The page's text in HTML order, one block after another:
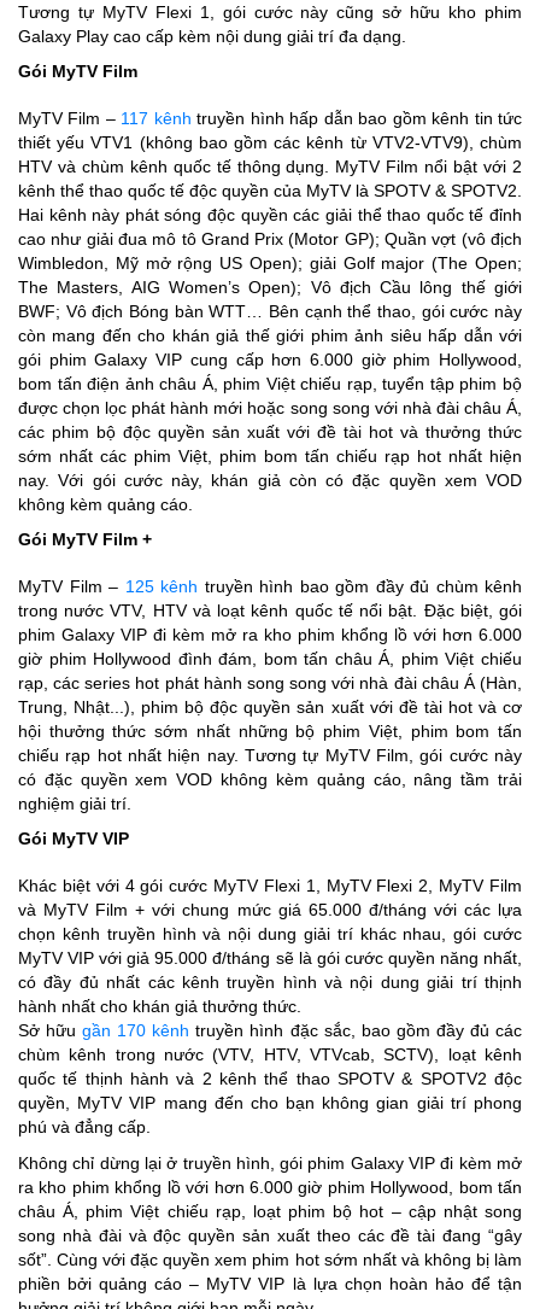
Tương tự MyTV Flexi 1, gói cước này cũng sở hữu kho phim
Galaxy Play cao cấp kèm nội dung giải trí đa dạng.
Gói MyTV Film
MyTV Film – 117 kênh truyền hình hấp dẫn bao gồm kênh tin tức
thiết yếu VTV1 (không bao gồm các kênh từ VTV2-VTV9), chùm
HTV và chùm kênh quốc tế thông dụng. MyTV Film nổi bật với 2
kênh thể thao quốc tế độc quyền của MyTV là SPOTV & SPOTV2.
Hai kênh này phát sóng độc quyền các giải thể thao quốc tế đỉnh
cao như giải đua mô tô Grand Prix (Motor GP); Quần vợt (vô địch
Wimbledon, Mỹ mở rộng US Open); giải Golf major (The Open;
The Masters, AIG Women’s Open); Vô địch Cầu lông thế giới
BWF; Vô địch Bóng bàn WTT… Bên cạnh thể thao, gói cước này
còn mang đến cho khán giả thế giới phim ảnh siêu hấp dẫn với
gói phim Galaxy VIP cung cấp hơn 6.000 giờ phim Hollywood,
bom tấn điện ảnh châu Á, phim Việt chiếu rạp, tuyển tập phim bộ
được chọn lọc phát hành mới hoặc song song với nhà đài châu Á,
các phim bộ độc quyền sản xuất với đề tài hot và thưởng thức
sớm nhất các phim Việt, phim bom tấn chiếu rạp hot nhất hiện
nay. Với gói cước này, khán giả còn có đặc quyền xem VOD
không kèm quảng cáo.
Gói MyTV Film +
MyTV Film – 125 kênh truyền hình bao gồm đầy đủ chùm kênh
trong nước VTV, HTV và loạt kênh quốc tế nổi bật. Đặc biệt, gói
phim Galaxy VIP đi kèm mở ra kho phim khổng lồ với hơn 6.000
giờ phim Hollywood đình đám, bom tấn châu Á, phim Việt chiếu
rạp, các series hot phát hành song song với nhà đài châu Á (Hàn,
Trung, Nhật...), phim bộ độc quyền sản xuất với đề tài hot và cơ
hội thưởng thức sớm nhất những bộ phim Việt, phim bom tấn
chiếu rạp hot nhất hiện nay. Tương tự MyTV Film, gói cước này
có đặc quyền xem VOD không kèm quảng cáo, nâng tầm trải
nghiệm giải trí.
Gói MyTV VIP
Khác biệt với 4 gói cước MyTV Flexi 1, MyTV Flexi 2, MyTV Film
và MyTV Film + với chung mức giá 65.000 đ/tháng với các lựa
chọn kênh truyền hình và nội dung giải trí khác nhau, gói cước
MyTV VIP với giả 95.000 đ/tháng sẽ là gói cước quyền năng nhất,
có đầy đủ nhất các kênh truyền hình và nội dung giải trí thịnh
hành nhất cho khán giả thưởng thức.
Sở hữugần 170 kênh truyền hình đặc sắc, bao gồm đầy đủ các
chùm kênh trong nước (VTV, HTV, VTVcab, SCTV), loạt kênh
quốc tế thịnh hành và 2 kênh thể thao SPOTV & SPOTV2 độc
quyền, MyTV VIP mang đến cho bạn không gian giải trí phong
phú và đẳng cấp.
Không chỉ dừng lại ở truyền hình, gói phim Galaxy VIP đi kèm mở
ra kho phim khổng lồ với hơn 6.000 giờ phim Hollywood, bom tấn
châu Á, phim Việt chiếu rạp, loạt phim bộ hot – cập nhật song
song nhà đài và độc quyền sản xuất theo các đề tài đang “gây
sốt”. Cùng với đặc quyền xem phim hot sớm nhất và không bị làm
phiền bởi quảng cáo – MyTV VIP là lựa chọn hoàn hảo để tận